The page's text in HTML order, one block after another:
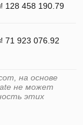
₫ 128 458 190.79
₫ 71 923 076.92
на основе
не может
этих